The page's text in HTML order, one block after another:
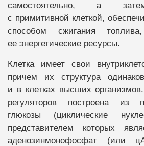
самостоятельно, а
с примитивной клеткой,
способом сжигания
ее энергетические ресурсы.
Клетка имеет свои
причем их структура
и в клетках высших
регуляторов построена из
глюкозы (циклические
представителем которых
аденозинмонофосфат (или